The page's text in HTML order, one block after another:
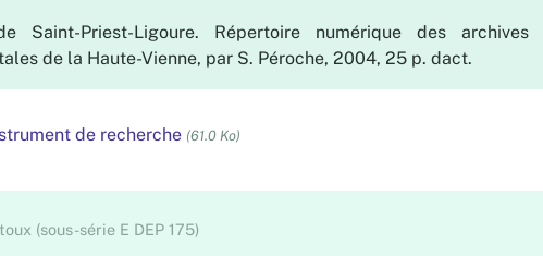
Saint-Priest-Ligoure. Répertoire numérique des
de la Haute-Vienne, par S. Péroche, 2004, 25 p. dact.
de recherche (61.0 Ko)
(sous-série E DEP 175)